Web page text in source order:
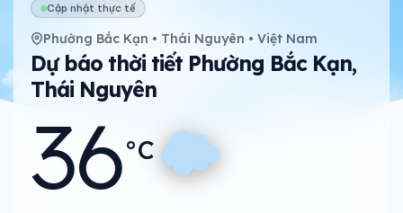
Cập nhật thực tế
Phường Bắc Kạn • Thái Nguyên • Việt Nam
Dự báo thời tiết Phường Bắc Kạn,
Thái Nguyên
36°C